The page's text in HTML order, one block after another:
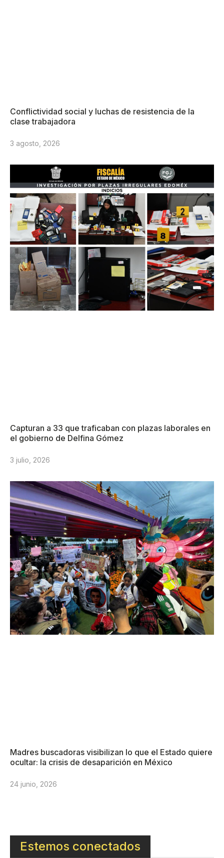
Conflictividad social y luchas de resistencia de la
clase trabajadora
3 agosto, 2026
Capturan a 33 que traficaban con plazas laborales en
el gobierno de Delfina Gómez
3 julio, 2026
Madres buscadoras visibilizan lo que el Estado quiere
ocultar: la crisis de desaparición en México
24 junio, 2026
Estemos conectados